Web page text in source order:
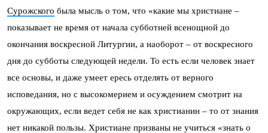
Сурожского была мысль о том, что «какие мы христиане –
показывает не время от начала субботней всенощной до
окончания воскресной Литургии, а наоборот – от воскресного
дня до субботы следующей недели. То есть если человек знает
все основы, и даже умеет ересь отделять от верного
исповедания, но с высокомерием и осуждением смотрит на
окружающих, если ведет себя не как христианин – то от знания
нет никакой пользы. Христиане призваны не учиться «знать о